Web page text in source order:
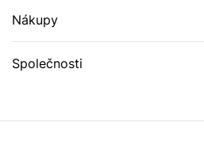
Nákupy
Společnosti